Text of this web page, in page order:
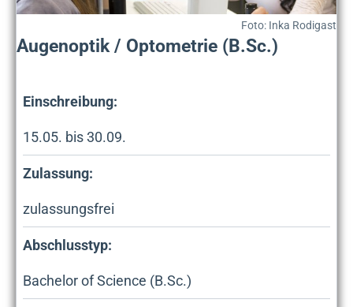
Foto: Inka Rodigast
Augenoptik / Optometrie (B.Sc.)
Einschreibung:
15.05. bis 30.09.
Zulassung:
zulassungsfrei
Abschlusstyp:
Bachelor of Science (B.Sc.)